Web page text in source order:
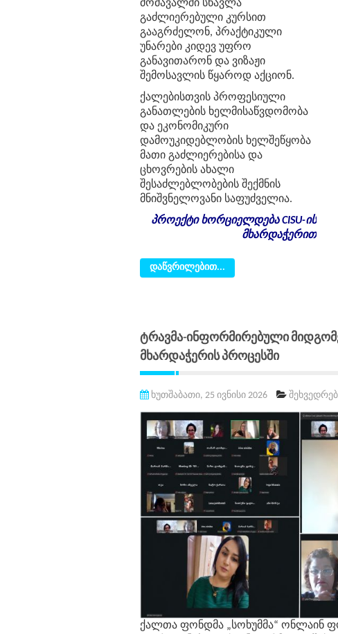
მომავალში სწავლა
გაძლიერებული კურსით
გააგრძელონ, პრაქტიკული
უნარები კიდევ უფრო
განავითარონ და ვიზაჟი
შემოსავლის წყაროდ აქციონ.
ქალებისთვის პროფესიული
განათლების ხელმისაწვდომობა
და ეკონომიკური
დამოუკიდებლობის ხელშეწყობა
მათი გაძლიერებისა და
ცხოვრების ახალი
შესაძლებლობების შექმნის
მნიშვნელოვანი საფუძველია.
პროექტი ხორციელდება CISU-ის
მხარდაჭერით
დაწვრილებით...
Ტრავმა-Ინფორმირებული
Მხარდაჭერის Პროცესში
ხუთშაბათი, 25 ივნისი 2026
ქალთა ფონდმა „სოხუმმა“ ონლაინ